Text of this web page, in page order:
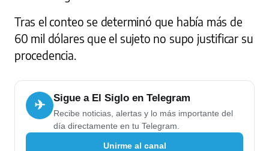
Tras el conteo se determinó que había más de
60 mil dólares que el sujeto no supo justificar su
procedencia.
✈ Sigue a El Siglo en Telegram
Recibe noticias, alertas y lo más importante del
día directamente en tu Telegram.
Unirme al canal